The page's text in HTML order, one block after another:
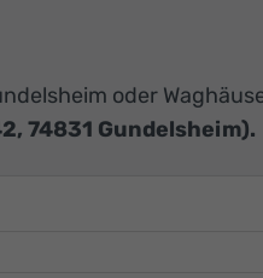
oder
74831 Gundelsheim).